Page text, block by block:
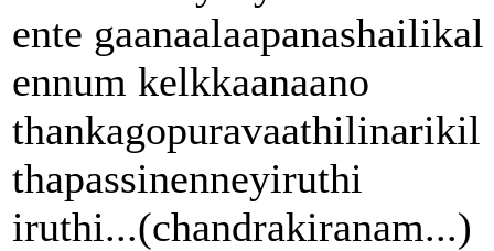
ente gaanaalaapanashailikal
ennum kelkkaanaano
thankagopuravaathilinarikil
thapassinenneyiruthi
iruthi...(chandrakiranam...)